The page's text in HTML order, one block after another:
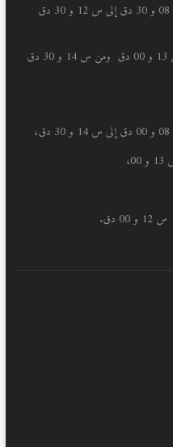
من س 08 و 30 دق إلى س 12 و 30 دق
من س 08 و 00 دق إلى س 13 و 00 دق ومن س 14 و 30 دق